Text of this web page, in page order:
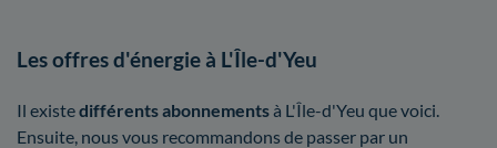
Les offres d'énergie à L'Île-d'Yeu
Il existedifférents abonnementsà L'Île-d'Yeu que voici.
Ensuite, nous vous recommandons de passer par un